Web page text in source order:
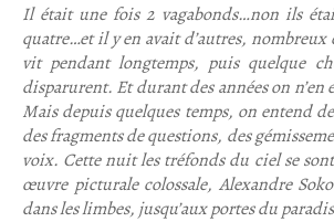
Il était une fois 2 vagabonds…non ils
quatre…et il y en avait d’autres,
vit pendant longtemps, puis quelque
disparurent. Et durant des années on
Mais depuis quelques temps, on entend
des fragments de questions, des
voix. Cette nuit les tréfonds du ciel se
œuvre picturale colossale, Alexandre
dans les limbes, jusqu’aux portes du